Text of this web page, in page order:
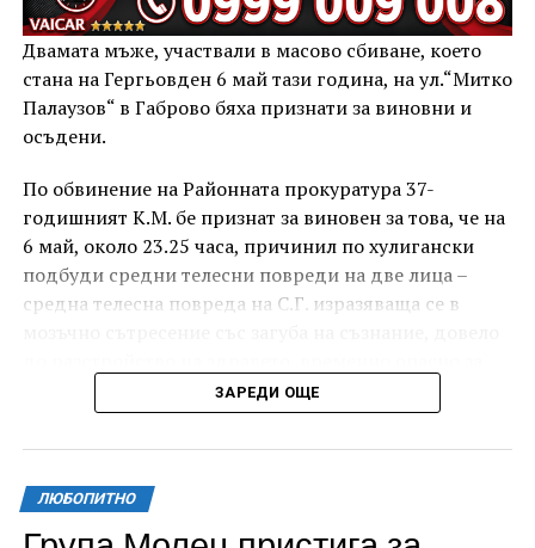
Двамата мъже, участвали в масово сбиване, което
стана на Гергьовден 6 май тази година, на ул.“Митко
Палаузов“ в Габрово бяха признати за виновни и
осъдени.
По обвинение на Районната прокуратура 37-
годишният К.М. бе признат за виновен за това, че на
6 май, около 23.25 часа, причинил по хулигански
подбуди средни телесни повреди на две лица –
средна телесна повреда на С.Г. изразяваща се в
живота, и лека телесна повреда на Х.С., която бе с
порезна рана на петия пръст на дясната ръка,
довела до разстройство на здравето, неопасно за
За извършеното престъпление 37-годишният бе
ЗАРЕДИ ОЩЕ
ЛЮБОПИТНО